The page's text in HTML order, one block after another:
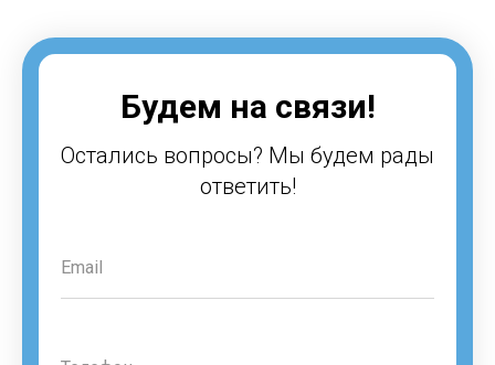
Будем на связи!
Остались вопросы? Мы будем рады
ответить!